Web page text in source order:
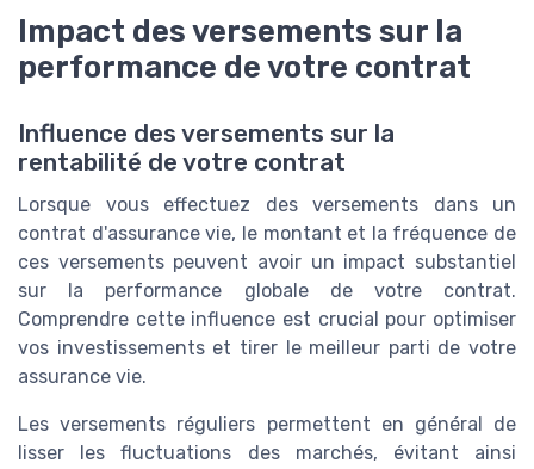
Impact des versements sur la
performance de votre contrat
Influence des versements sur la
rentabilité de votre contrat
Lorsque vous effectuez des versements dans un
contrat d'assurance vie, le montant et la fréquence de
ces versements peuvent avoir un impact substantiel
sur la performance globale de votre contrat.
Comprendre cette influence est crucial pour optimiser
vos investissements et tirer le meilleur parti de votre
assurance vie.
Les versements réguliers permettent en général de
lisser les fluctuations des marchés, évitant ainsi